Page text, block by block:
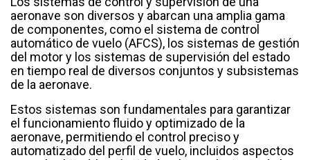
aeronave son diversos y abarcan una amplia gama
de componentes, como el sistema de control
automático de vuelo (AFCS), los sistemas de gestión
del motor y los sistemas de supervisión del estado
en tiempo real de diversos conjuntos y subsistemas
de la aeronave.
Estos sistemas son fundamentales para garantizar
el funcionamiento fluido y optimizado de la
aeronave, permitiendo el control preciso y
automatizado del perfil de vuelo, incluidos aspectos